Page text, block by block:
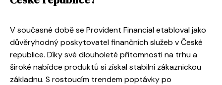
V současné době se Provident Financial etabloval jako
důvěryhodný poskytovatel finančních služeb v České
republice. Díky své dlouholeté přítomnosti na trhu a
široké nabídce produktů si získal stabilní zákaznickou
základnu. S rostoucím trendem poptávky po